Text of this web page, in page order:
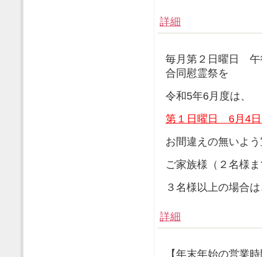
詳細
毎月第２日曜日 午
合同慰霊祭を
令和5年6月度は、
第１日曜日 6月4
お間違えの無いよ
ご家族様（２名様
３名様以上の場合
詳細
【年末年始の営業